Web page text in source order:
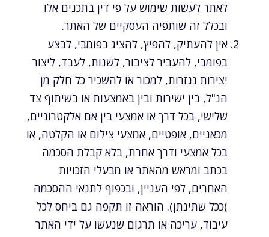
לאתר לעשות שימוש על פי דין בתכנים אלו
ובכלל זה שותפיה העסקיים של האתר.
אין להעתיק, להפיץ, להציג בפומבי, לבצע
בפומבי, להעביר לציבור, לשנות, לעבד, ליצור
יצירות נגזרות, למכור או להשכיר כל חלק מן
הנ"ל, בין ישירות ובין באמצעות או בשיתוף צד
שלישי, בכל דרך או אמצעי בין אם אלקטרוניים,
מכאניים, אופטיים, אמצעי צילום או הקלטה, או
בכל אמצעי ודרך אחרת, בלא קבלת הסכמה
בכתב ומראש מהאתר או מבעלי הזכויות
האחרים, לפי העניין, ובכפוף לתנאי ההסכמה
)ככל שתינתן). הוראה זו תקפה גם ביחס לכל
עיבוד, עריכה או תרגום שנעשו על ידי האתר